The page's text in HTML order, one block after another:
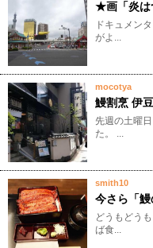
★画「炎は
ドキュメン
がよ...
mocotya
鰻割烹 伊
先週の土曜
た。 ...
smith10
今さら「
どうもどう
ば食...